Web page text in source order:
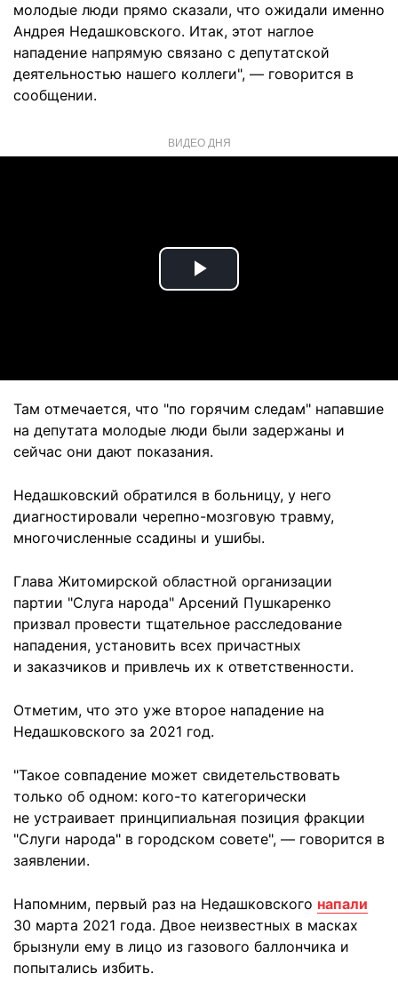
молодые люди прямо сказали, что ожидали именно
Андрея Недашковского. Итак, этот наглое
нападение напрямую связано с депутатской
деятельностью нашего коллеги", — говорится в
сообщении.
ВИДЕО ДНЯ
Play
Там отмечается, что "по горячим следам" напавшие
на депутата молодые люди были задержаны и
сейчас они дают показания.
Недашковский обратился в больницу, у него
диагностировали черепно-мозговую травму,
многочисленные ссадины и ушибы.
Глава Житомирской областной организации
партии "Слуга народа" Арсений Пушкаренко
призвал провести тщательное расследование
нападения, установить всех причастных
и заказчиков и привлечь их к ответственности.
Отметим, что это уже второе нападение на
Недашковского за 2021 год.
"Такое совпадение может свидетельствовать
только об одном: кого-то категорически
не устраивает принципиальная позиция фракции
"Слуги народа" в городском совете", — говорится в
заявлении.
Напомним, первый раз на Недашковского напали
30 марта 2021 года. Двое неизвестных в масках
брызнули ему в лицо из газового баллончика и
попытались избить.